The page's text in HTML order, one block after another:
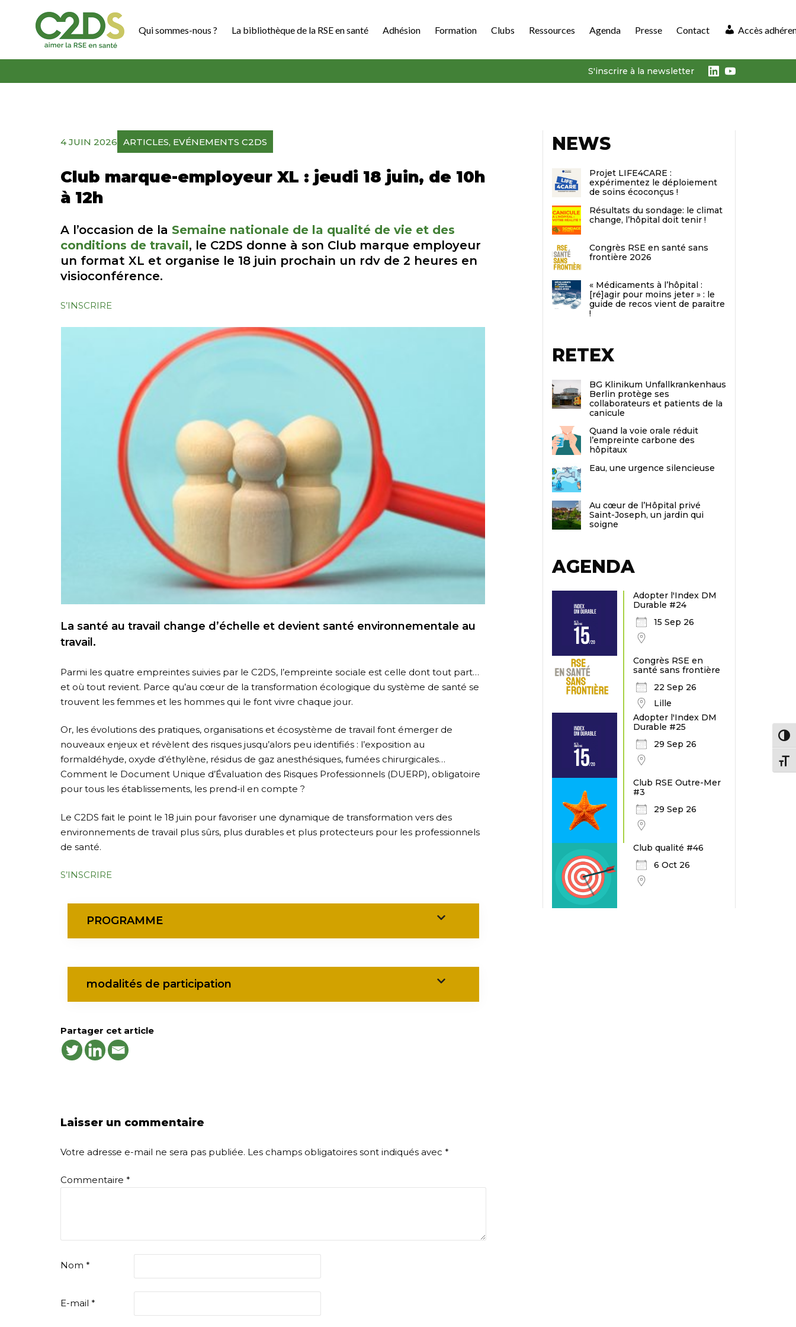
contenu
Qui sommes-nous ? La bibliothèque de la RSE en santé Adhésion Formation Clubs Ressources Agenda Presse Contact Accès
S'inscrire à la newsletter LinkedIn
Youtube
4 JUIN 2026 ARTICLES, EVÉNEMENTS C2DS
Club marque-employeur XL : jeudi 18 juin, de 10h
à 12h
A l’occasion de la Semaine nationale de la qualité de vie et des
conditions de travail, le C2DS donne à son Club marque employeur
un format XL et organise le 18 juin prochain un rdv de 2 heures en
visioconférence.
S’INSCRIRE
La santé au travail change d’échelle et devient santé environnementale au
travail.
Parmi les quatre empreintes suivies par le C2DS, l’empreinte sociale est celle dont tout part…
et où tout revient. Parce qu’au cœur de la transformation écologique du système de santé se
trouvent les femmes et les hommes qui le font vivre chaque jour.
Or, les évolutions des pratiques, organisations et écosystème de travail font émerger de
nouveaux enjeux et révèlent des risques jusqu’alors peu identifiés : l’exposition au
formaldéhyde, oxyde d’éthylène, résidus de gaz anesthésiques, fumées chirurgicales…
Comment le Document Unique d’Évaluation des Risques Professionnels (DUERP), obligatoire
pour tous les établissements, les prend-il en compte ?
Le C2DS fait le point le 18 juin pour favoriser une dynamique de transformation vers des
environnements de travail plus sûrs, plus durables et plus protecteurs pour les professionnels
de santé.
S’INSCRIRE
PROGRAMME
modalités de participation
Partager cet article
Laisser un commentaire
Votre adresse e-mail ne sera pas publiée. Les champs obligatoires sont indiqués avec *
Commentaire *
Nom *
E-mail *
NEWS
Projet LIFE4CARE :
expérimentez le déploiement
de soins écoconçus !
Résultats du sondage: le climat
change, l’hôpital doit tenir !
Congrès RSE en santé sans
frontière 2026
« Médicaments à l’hôpital :
[ré]agir pour moins jeter » : le
guide de recos vient de paraitre
!
RETEX
BG Klinikum Unfallkrankenhaus
Berlin protège ses
collaborateurs et patients de la
canicule
Quand la voie orale réduit
l’empreinte carbone des
hôpitaux
Eau, une urgence silencieuse
Au cœur de l’Hôpital privé
Saint-Joseph, un jardin qui
soigne
AGENDA
Adopter l'Index DM
Durable #24
15 Sep 26
Congrès RSE en
santé sans frontière
22 Sep 26
Lille
Adopter l'Index DM
Durable #25
29 Sep 26
Club RSE Outre-Mer
#3
29 Sep 26
Club qualité #46
6 Oct 26